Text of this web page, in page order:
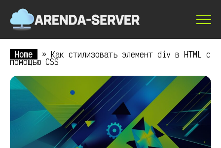
Home » Как стилизовать элемент div в HTML с
помощью CSS